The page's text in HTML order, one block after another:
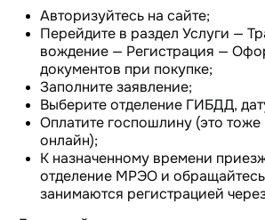
Авторизуйтесь на сайте;
Перейдите в раздел Услуги —
вождение — Регистрация —
документов при покупке;
Заполните заявление;
Выберите отделение ГИБДД,
Оплатите госпошлину (это
онлайн);
К назначенному времени
отделение МРЭО и обращайтесь
занимаются регистрацией